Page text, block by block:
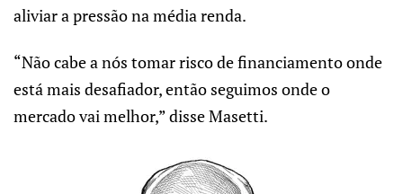
aliviar a pressão na média renda.
“Não cabe a nós tomar risco de financiamento onde
está mais desafiador, então seguimos onde o
mercado vai melhor,” disse Masetti.